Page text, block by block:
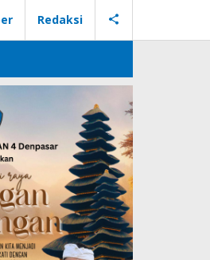
Redaksi